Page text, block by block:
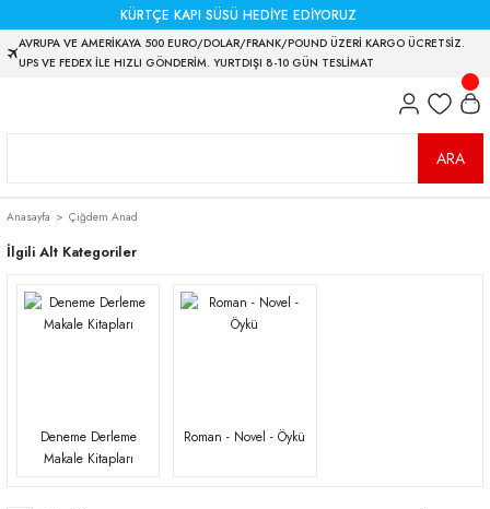
KÜRTÇE KAPI SÜSÜ HEDİYE EDİYORUZ
AVRUPA VE AMERİKAYA 500 EURO/DOLAR/FRANK/POUND ÜZERİ KARGO ÜCRETSİZ.
UPS VE FEDEX İLE HIZLI GÖNDERİM. YURTDIŞI 8-10 GÜN TESLİMAT
ARA
Anasayfa Çiğdem Anad
İlgili Alt Kategoriler
Deneme Derleme
Makale Kitapları
Roman - Novel - Öykü